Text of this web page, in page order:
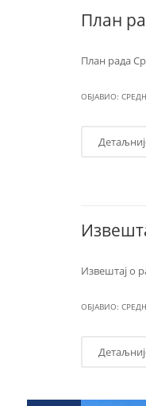
План
План рада
ОБЈАВИО:
Извештај о
ОБЈАВИО: